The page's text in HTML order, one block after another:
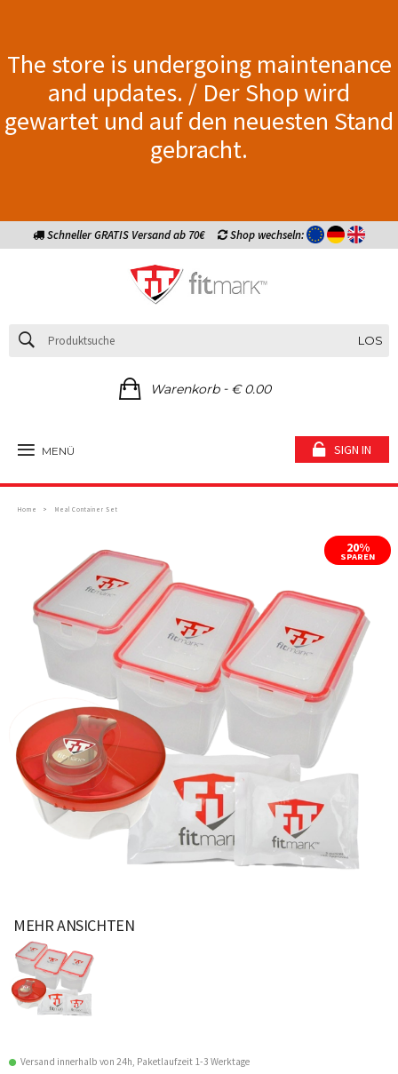
The store is undergoing maintenance
and updates. / Der Shop wird
gewartet und auf den neuesten Stand
gebracht.
Schneller GRATIS Versand ab 70€ Shop wechseln:
LOS
Warenkorb- € 0.00
MENÜ SIGN IN
Home Meal Container Set
20%
SPAREN
MEHR ANSICHTEN
Versand innerhalb von 24h, Paketlaufzeit 1-3 Werktage